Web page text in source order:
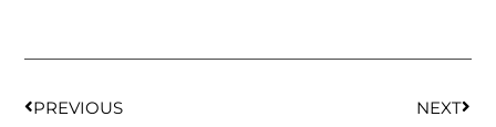
PREVIOUS NEXT